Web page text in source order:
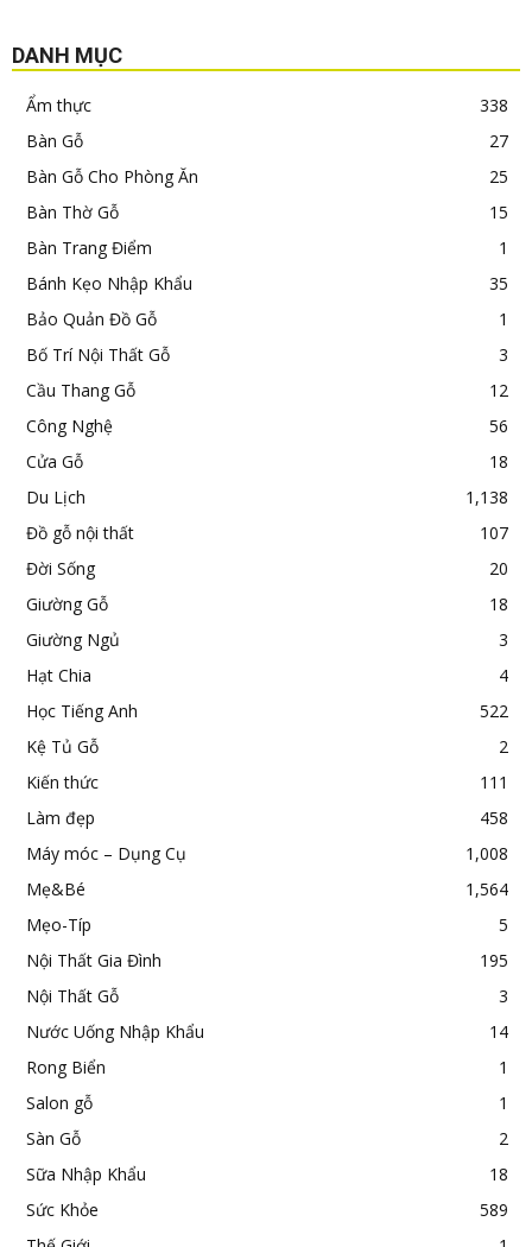
DANH MỤC
Ẩm thực
338
Bàn Gỗ
27
Bàn Gỗ Cho Phòng Ăn
25
Bàn Thờ Gỗ
15
Bàn Trang Điểm
1
Bánh Kẹo Nhập Khẩu
35
Bảo Quản Đồ Gỗ
1
Bố Trí Nội Thất Gỗ
3
Cầu Thang Gỗ
12
Công Nghệ
56
Cửa Gỗ
18
Du Lịch
1,138
Đồ gỗ nội thất
107
Đời Sống
20
Giường Gỗ
18
Giường Ngủ
3
Hạt Chia
4
Học Tiếng Anh
522
Kệ Tủ Gỗ
2
Kiến thức
111
Làm đẹp
458
Máy móc – Dụng Cụ
1,008
Mẹ&Bé
1,564
Mẹo-Típ
5
Nội Thất Gia Đình
195
Nội Thất Gỗ
3
Nước Uống Nhập Khẩu
14
Rong Biển
1
Salon gỗ
1
Sàn Gỗ
2
Sữa Nhập Khẩu
18
Sức Khỏe
589